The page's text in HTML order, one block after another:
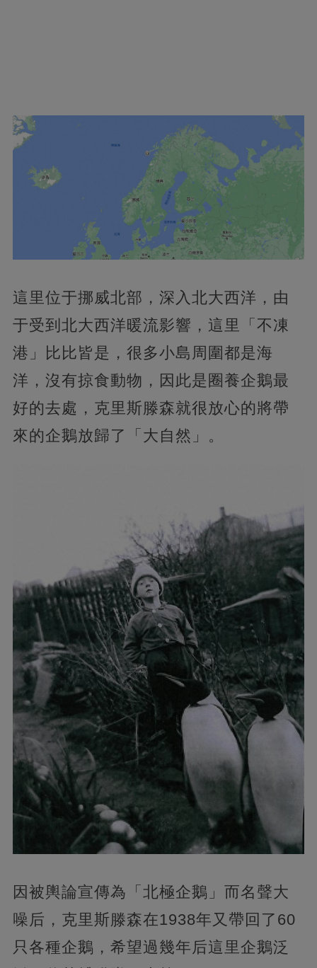
這里位于挪威北部，深入北大西洋，由
于受到北大西洋暖流影響，這里「不凍
港」比比皆是，很多小島周圍都是海
洋，沒有掠食動物，因此是圈養企鵝最
好的去處，克里斯滕森就很放心的將帶
來的企鵝放歸了「大自然」。
因被輿論宣傳為「北極企鵝」而名聲大
噪后，克里斯滕森在1938年又帶回了60
只各種企鵝，希望過幾年后這里企鵝泛